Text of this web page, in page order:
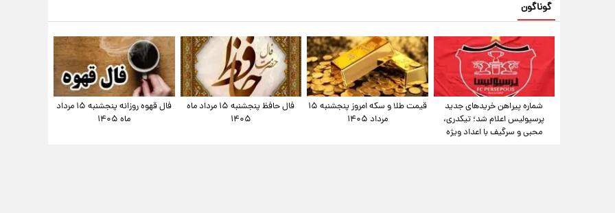
گوناگون
شماره پیراهن خریدهای جدید
پرسپولیس اعلام شد؛ تیکدری،
محبی و سرگیف با اعداد ویژه
قیمت طلا و سکه امروز پنجشنبه ۱۵
مرداد ۱۴۰۵
فال حافظ پنجشنبه ۱۵ مرداد ماه
۱۴۰۵
فال قهوه روزانه پنجشنبه ۱۵ مرداد
ماه ۱۴۰۵